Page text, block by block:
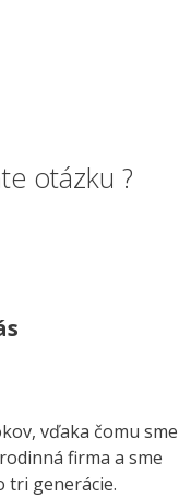
otázku ?
vďaka čomu sme
firma a sme
tri generácie.